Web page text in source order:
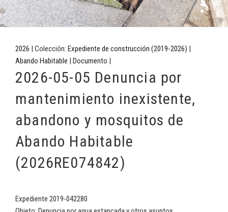
2026 | Colección: Expediente de construcción (2019-2026) |
Abando Habitable | Documento |
2026-05-05 Denuncia por
mantenimiento inexistente,
abandono y mosquitos de
Abando Habitable
(2026RE074842)
Expediente 2019-042280